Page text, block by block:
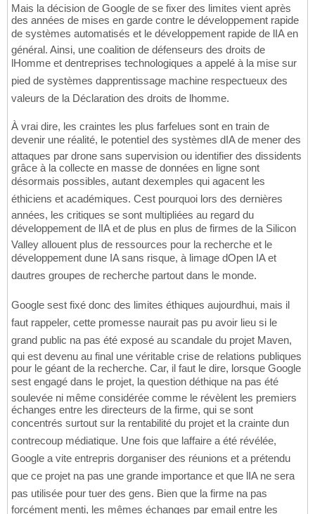
Mais la décision de Google de se fixer des limites vient après
des années de mises en garde contre le développement rapide
de systèmes automatisés et le développement rapide de lIA en
général. Ainsi, une coalition de défenseurs des droits de
lHomme et dentreprises technologiques a appelé à la mise sur
pied de systèmes dapprentissage machine respectueux des
valeurs de la Déclaration des droits de lhomme.
À vrai dire, les craintes les plus farfelues sont en train de
devenir une réalité, le potentiel des systèmes dIA de mener des
attaques par drone sans supervision ou identifier des dissidents
grâce à la collecte en masse de données en ligne sont
désormais possibles, autant dexemples qui agacent les
éthiciens et académiques. Cest pourquoi lors des dernières
années, les critiques se sont multipliées au regard du
développement de lIA et de plus en plus de firmes de la Silicon
Valley allouent plus de ressources pour la recherche et le
développement dune IA sans risque, à limage dOpen IA et
dautres groupes de recherche partout dans le monde.
Google sest fixé donc des limites éthiques aujourdhui, mais il
faut rappeler, cette promesse naurait pas pu avoir lieu si le
grand public na pas été exposé au scandale du projet Maven,
qui est devenu au final une véritable crise de relations publiques
pour le géant de la recherche. Car, il faut le dire, lorsque Google
sest engagé dans le projet, la question déthique na pas été
soulevée ni même considérée comme le révèlent les premiers
échanges entre les directeurs de la firme, qui se sont
concentrés surtout sur la rentabilité du projet et la crainte dun
contrecoup médiatique. Une fois que laffaire a été révélée,
Google a vite entrepris dorganiser des réunions et a prétendu
que ce projet na pas une grande importance et que lIA ne sera
pas utilisée pour tuer des gens. Bien que la firme na pas
forcément menti, les mêmes échanges par email entre les